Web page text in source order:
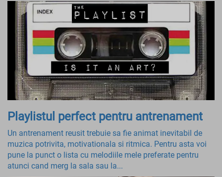
Playlistul perfect pentru antrenament
Un antrenament reusit trebuie sa fie animat inevitabil de
muzica potrivita, motivationala si ritmica. Pentru asta voi
pune la punct o lista cu melodiile mele preferate pentru
atunci cand merg la sala sau la...